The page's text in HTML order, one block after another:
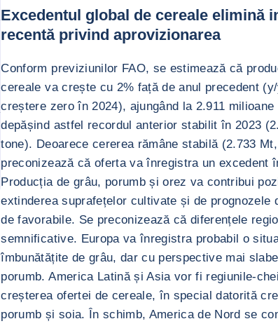
Excedentul global de cereale elimină
recentă privind aprovizionarea
Conform previziunilor FAO, se estimează că
cereale va crește cu 2% față de anul precedent
creștere zero în 2024), ajungând la 2.911
depășind astfel recordul anterior stabilit în 2023
tone). Deoarece cererea rămâne stabilă (2.733
preconizează că oferta va înregistra un excedent
Producția de grâu, porumb și orez va contribui
extinderea suprafețelor cultivate și de prognozele
de favorabile. Se preconizează că diferențele
semnificative. Europa va înregistra probabil o
îmbunătățite de grâu, dar cu perspective mai
porumb. America Latină și Asia vor fi regiunile-
creșterea ofertei de cereale, în special datorită
porumb și soia. În schimb, America de Nord se